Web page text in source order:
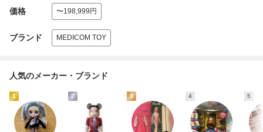
価格 〜198,999円
ブランド MEDICOM TOY
人気のメーカー・ブランド
1 2 3 4 5